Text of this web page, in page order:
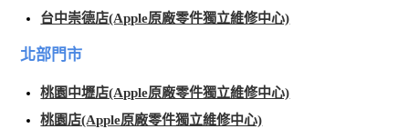
台中崇德店(Apple原廠零件獨立維修中心)
北部門市
桃園中壢店(Apple原廠零件獨立維修中心)
桃園店(Apple原廠零件獨立維修中心)